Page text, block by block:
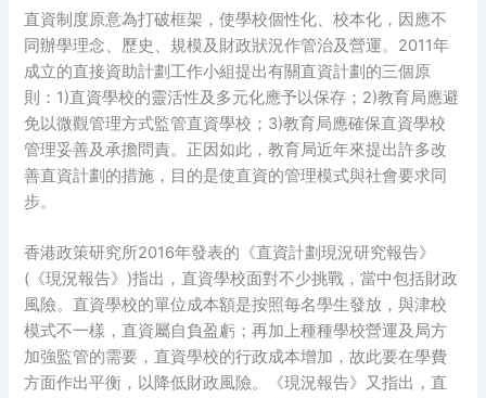
直資制度原意為打破框架，使學校個性化、校本化，因應不
同辦學理念、歷史、規模及財政狀況作管治及營運。2011年
成立的直接資助計劃工作小組提出有關直資計劃的三個原
則：1)直資學校的靈活性及多元化應予以保存；2)教育局應避
免以微觀管理方式監管直資學校；3)教育局應確保直資學校
管理妥善及承擔問責。正因如此，教育局近年來提出許多改
善直資計劃的措施，目的是使直資的管理模式與社會要求同
步。
香港政策研究所2016年發表的《直資計劃現況研究報告》
(《現況報告》)指出，直資學校面對不少挑戰，當中包括財政
風險。直資學校的單位成本額是按照每名學生發放，與津校
模式不一樣，直資屬自負盈虧；再加上種種學校營運及局方
加強監管的需要，直資學校的行政成本增加，故此要在學費
方面作出平衡，以降低財政風險。《現況報告》又指出，直